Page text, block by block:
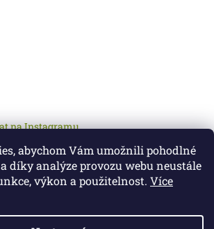
abychom Vám umožnili pohodlné
díky analýze provozu webu neustále
výkon a použitelnost. Více
na Instagramu